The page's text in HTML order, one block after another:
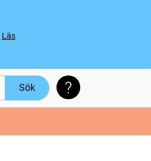
Läs
Sök Söktips